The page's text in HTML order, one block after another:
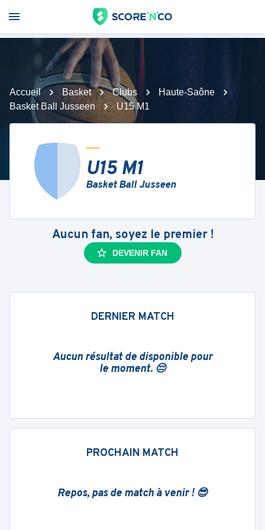
Accueil Basket Clubs
Haute-Saône
Basket Ball Jusseen
U15 M1
U15 M1
Basket Ball Jusseen
Aucun fan, soyez le premier !
DEVENIR FAN
DERNIER MATCH
Aucun résultat de disponible pour
le moment. 😔
PROCHAIN MATCH
Repos, pas de match à venir ! 😎